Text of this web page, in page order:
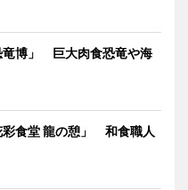
竜博」 巨大肉食恐竜や海
彩食堂 龍の憩」 和食職人